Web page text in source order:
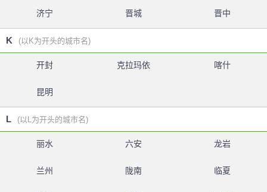
济宁 晋城 晋中
K (以K为开头的城市名)
开封 克拉玛依 喀什
昆明
L (以L为开头的城市名)
丽水 六安 龙岩
兰州 陇南 临夏